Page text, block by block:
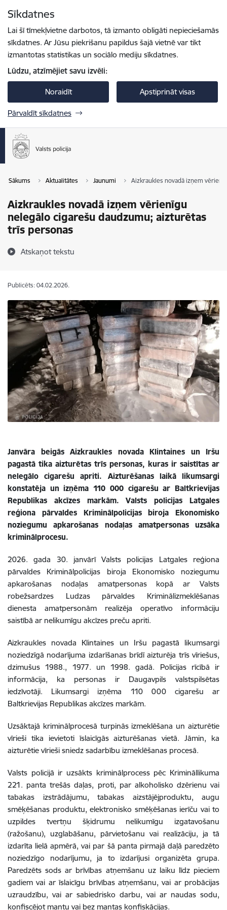
Sīkdatnes
Lai šī tīmekļvietne darbotos, tā izmanto obligāti nepieciešamās
sīkdatnes. Ar Jūsu piekrišanu papildus šajā vietnē var tikt
izmantotas statistikas un sociālo mediju sīkdatnes.
Lūdzu, atzīmējiet savu izvēli:
Noraidīt Apstiprināt visas
Pārvaldīt sīkdatnes
Sākums Aktualitātes Jaunumi Aizkraukles novadā izņem
Aizkraukles novadā izņem vērienīgu
nelegālo cigarešu daudzumu; aizturētas
trīs personas
Atskaņot tekstu
Publicēts: 04.02.2026.
Janvāra beigās Aizkraukles novada Klintaines un Iršu
pagastā tika aizturētas trīs personas, kuras ir saistītas ar
nelegālo cigarešu apriti. Aizturēšanas laikā likumsargi
konstatēja un izņēma 110 000 cigarešu ar Baltkrievijas
Republikas akcīzes markām. Valsts policijas Latgales
reģiona pārvaldes Kriminālpolicijas biroja Ekonomisko
noziegumu apkarošanas nodaļas amatpersonas uzsāka
kriminālprocesu.
2026. gada 30. janvārī Valsts policijas Latgales reģiona
pārvaldes Kriminālpolicijas biroja Ekonomisko noziegumu
apkarošanas nodaļas amatpersonas kopā ar Valsts
robežsardzes Ludzas pārvaldes Kriminālizmeklēšanas
dienesta amatpersonām realizēja operatīvo informāciju
saistībā ar nelikumīgu akcīzes preču apriti.
Aizkraukles novada Klintaines un Iršu pagastā likumsargi
noziedzīgā nodarījuma izdarīšanas brīdī aizturēja trīs vīriešus,
dzimušus 1988., 1977. un 1998. gadā. Policijas rīcībā ir
informācija, ka personas ir Daugavpils valstspilsētas
iedzīvotāji. Likumsargi izņēma 110 000 cigarešu ar
Baltkrievijas Republikas akcīzes markām.
Uzsāktajā kriminālprocesā turpinās izmeklēšana un aizturētie
vīrieši tika ievietoti īslaicīgās aizturēšanas vietā.Jāmin, ka
aizturētie vīrieši sniedz sadarbību izmeklēšanas procesā.
Valsts policijā ir uzsākts kriminālprocess pēc Krimināllikuma
221. panta trešās daļas, proti, par alkoholisko dzērienu vai
tabakas izstrādājumu, tabakas aizstājējproduktu, augu
smēķēšanas produktu, elektronisko smēķēšanas ierīču vai to
uzpildes tvertņu šķidrumu nelikumīgu izgatavošanu
(ražošanu), uzglabāšanu, pārvietošanu vai realizāciju, ja tā
izdarīta lielā apmērā, vai par šā panta pirmajā daļā paredzēto
noziedzīgo nodarījumu, ja to izdarījusi organizēta grupa.
Paredzēts sods ar brīvības atņemšanu uz laiku līdz pieciem
gadiem vai ar īslaicīgu brīvības atņemšanu, vai ar probācijas
uzraudzību, vai ar sabiedrisko darbu, vai ar naudas sodu,
konfiscējot mantu vai bez mantas konfiskācijas.